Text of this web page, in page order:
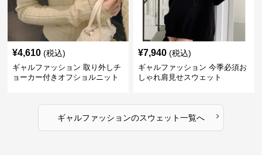
¥4,610 (税込)
ギャルファッション 取り外しチ
ョーカー付きオフショルニット
¥7,940 (税込)
ギャルファッション 今季必須お
しゃれ肩見せスウェット
ギャルファッションのスウェット一覧へ ›